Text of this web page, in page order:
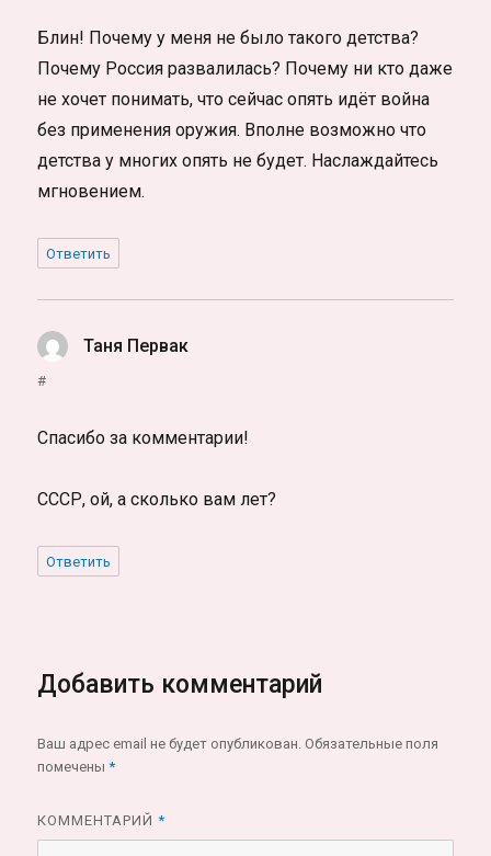
Блин! Почему у меня не было такого детства?
Почему Россия развалилась? Почему ни кто даже
не хочет понимать, что сейчас опять идёт война
без применения оружия. Вполне возможно что
детства у многих опять не будет. Наслаждайтесь
мгновением.
Ответить
Таня Первак
#
Спасибо за комментарии!
СССР, ой, а сколько вам лет?
Ответить
Добавить комментарий
Ваш адрес email не будет опубликован. Обязательные поля
помечены*
КОММЕНТАРИЙ*